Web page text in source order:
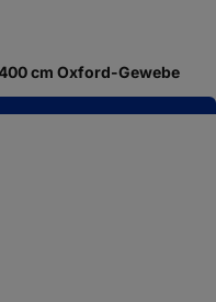
cm Oxford-Gewebe